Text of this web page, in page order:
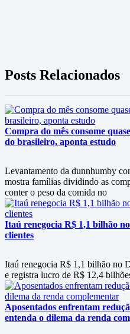
Posts Relacionados
Compra do mês consome
do brasileiro, aponta estudo
Levantamento da dunnhumby
mostra famílias dividindo as
conter o peso da comida no
Itaú renegocia R$ 1,1 bilhão
clientes
Itaú renegocia R$ 1,1 bilhão no
e registra lucro de R$ 12,4
Aposentados enfrentam
entenda o dilema da renda